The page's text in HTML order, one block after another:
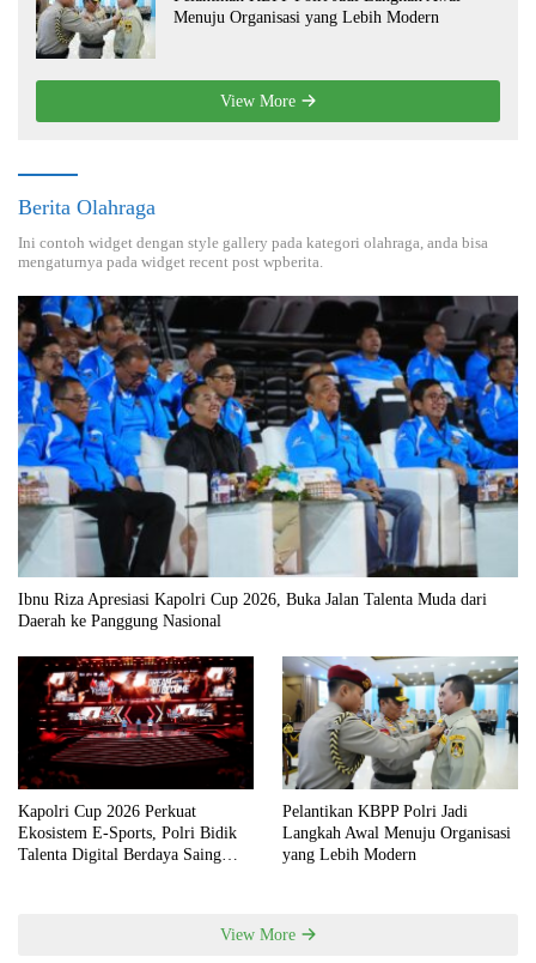
Menuju Organisasi yang Lebih Modern
View More
Berita Olahraga
Ini contoh widget dengan style gallery pada kategori olahraga, anda bisa
mengaturnya pada widget recent post wpberita.
Ibnu Riza Apresiasi Kapolri Cup 2026, Buka Jalan Talenta Muda dari
Daerah ke Panggung Nasional
Kapolri Cup 2026 Perkuat
Ekosistem E-Sports, Polri Bidik
Talenta Digital Berdaya Saing
Pelantikan KBPP Polri Jadi
Langkah Awal Menuju Organisasi
yang Lebih Modern
View More